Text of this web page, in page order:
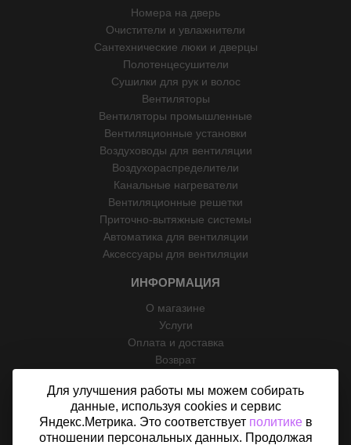
Номера на дверь
Очистители и увлажнители
Сантехнические люки и дверцы
Полотенцесушители
Сушилки для рук и волос
Вентиляторы
Вентиляторы промышленные
Вентиляционные установки
Воздуховоды для вентиляции
Воздухораспределители
Канальные нагреватели
Вентиляционные решетки
Приточно-вытяжные системы
Автоматика для вентиляции
Аксессуары для вентиляции
ИНФОРМАЦИЯ
О магазине
Услуги
Оплата и доставка
Возврат
Контакты
Политика конфиденциальности
Согласие на обработку персональных данных
Для улучшения работы мы можем собирать
данные, используя cookies и сервис
Яндекс.Метрика. Это соответствует политикев
отношении персональных данных. Продолжая